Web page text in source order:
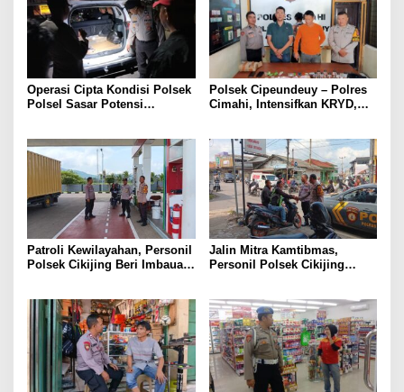
Operasi Cipta Kondisi Polsek
Polsel Sasar Potensi
Polsek Cipeundeuy – Polres
Cimahi, Intensifkan KRYD,
serta Obat Terlarang
Patroli Kewilayahan, Personil
Polsek Cikijing Beri Imbauan
Jalin Mitra Kamtibmas,
Personil Polsek Cikijing